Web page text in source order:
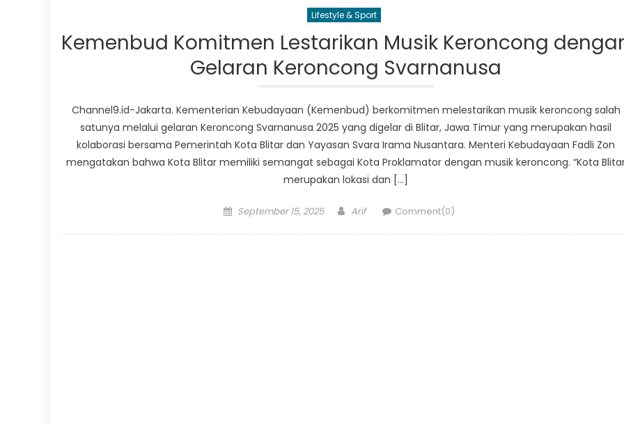
Lifestyle & Sport
Kemenbud Komitmen Lestarikan Musik Keroncong
Gelaran Keroncong Svarnanusa
Channel9.id-Jakarta. Kementerian Kebudayaan (Kemenbud) berkomitmen melestarikan musik keroncong salah
satunya melalui gelaran Keroncong Svarnanusa 2025 yang digelar di Blitar, Jawa Timur yang merupakan hasil
kolaborasi bersama Pemerintah Kota Blitar dan Yayasan Svara Irama Nusantara. Menteri Kebudayaan Fadli Zon
mengatakan bahwa Kota Blitar memiliki semangat sebagai Kota Proklamator dengan musik keroncong. “Kota
merupakan lokasi dan […]
Posted
September 15, 2025 Author
Arif Comment(0)